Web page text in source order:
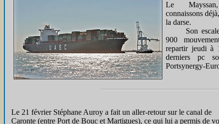
Le
connaissons
la darse.
Son escale
900
repartir jeudi à
derniers pc
Portsynergy-
Le 21 février Stéphane Auroy a fait un aller-retour sur le canal de
Caronte (entre Port de Bouc et Martigues), ce qui lui a permis de